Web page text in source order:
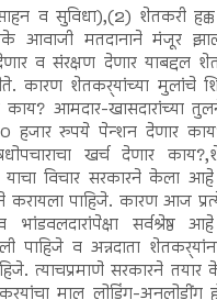
व सुविधा),(2) शेतकरी
आवाजी मतदानाने मंजूर
व संरक्षण देणार याबद्दल
कारण शेतकर्‍यांच्या मुलांचे
आमदार-खासदारांच्या
हजार रुपये पेन्शन देणार
खर्च देणार
विचार सरकारने केला आहे
करायला पाहिजे. कारण आज
व भांडवलदारांपेक्षा
पाहिजे व अन्नदाता
त्याचप्रमाणे सरकारने